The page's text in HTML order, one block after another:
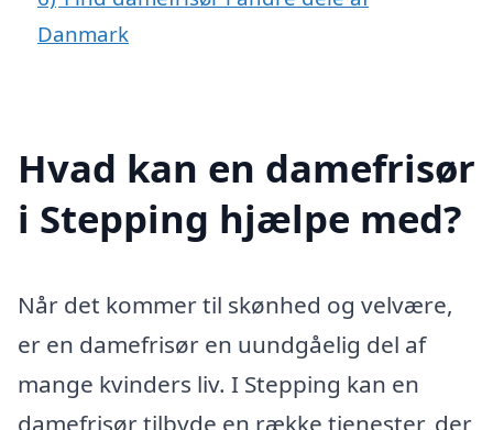
Danmark
Hvad kan en damefrisør
i Stepping hjælpe med?
Når det kommer til skønhed og velvære,
er en damefrisør en uundgåelig del af
mange kvinders liv. I Stepping kan en
damefrisør tilbyde en række tjenester, der